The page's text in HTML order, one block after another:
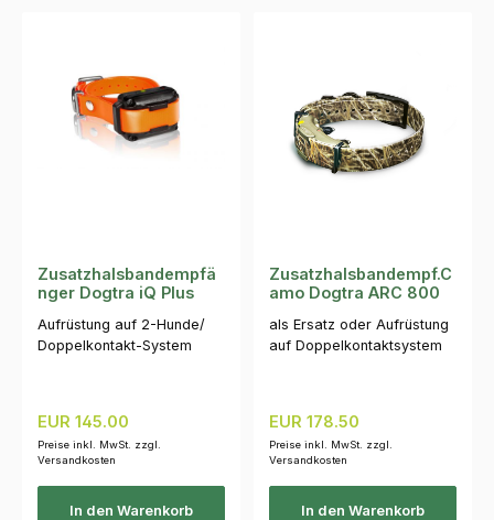
Zusatzhalsbandempfä
nger Dogtra iQ Plus
Aufrüstung auf 2-Hunde/
Doppelkontakt-System
Regulärer Preis:
EUR 145.00
Preise inkl. MwSt. zzgl.
Versandkosten
In den Warenkorb
Zusatzhalsbandempf.C
amo Dogtra ARC 800
als Ersatz oder Aufrüstung
auf Doppelkontaktsystem
Regulärer Preis:
EUR 178.50
Preise inkl. MwSt. zzgl.
Versandkosten
In den Warenkorb